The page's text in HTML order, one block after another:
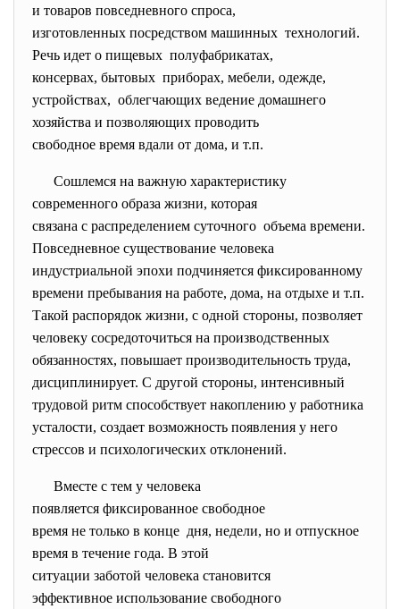
и товаров повседневного спроса,
изготовленных посредством машинных технологий.
Речь идет о пищевых полуфабрикатах,
консервах, бытовых приборах, мебели, одежде,
устройствах, облегчающих ведение домашнего
хозяйства и позволяющих проводить
свободное время вдали от дома, и т.п.
Сошлемся на важную характеристику
современного образа жизни, которая
связана с распределением суточного объема вре­мени.
Повседневное существование человека
индустриальной эпохи подчиняется фиксированному
времени пребывания на работе, дома, на отдыхе и т.п.
Такой распорядок жизни, с одной стороны, позволяет
человеку сосредоточиться на производственных
обязанностях, повышает производительность труда,
дисциплинирует. С другой стороны, интенсивный
трудовой ритм способствует накоплению у работника
усталости, создает возможность появления у него
стрессов и психологических отклонений.
Вместе с тем у человека
появляется фиксированное свободное
время не только в конце дня, недели, но и отпускное
время в течение года. В этой
ситуации заботой человека становится
эффективное использование свободного